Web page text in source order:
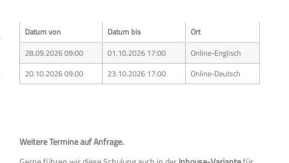
Datum von Datum bis
Ort
28.09.2026 09:00
01.10.2026 17:00
Online-Englisch
20.10.2026 09:00
23.10.2026 17:00 Online-Deutsch
Weitere Termine auf Anfrage.